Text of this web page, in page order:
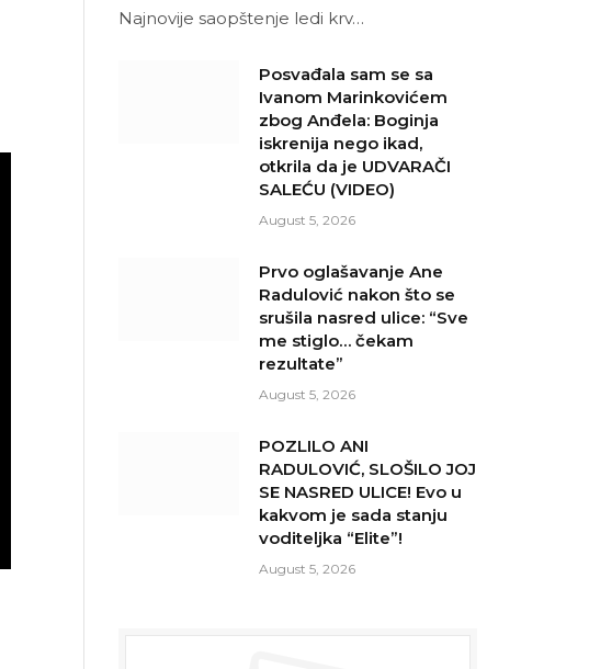
Najnovije saopštenje ledi krv…
Posvađala sam se sa
Ivanom Marinkovićem
zbog Anđela: Boginja
iskrenija nego ikad,
otkrila da je UDVARAČI
SALEĆU (VIDEO)
August 5, 2026
Prvo oglašavanje Ane
Radulović nakon što se
srušila nasred ulice: “Sve
me stiglo… čekam
rezultate”
August 5, 2026
POZLILO ANI
RADULOVIĆ, SLOŠILO JOJ
SE NASRED ULICE! Evo u
kakvom je sada stanju
voditeljka “Elite”!
August 5, 2026